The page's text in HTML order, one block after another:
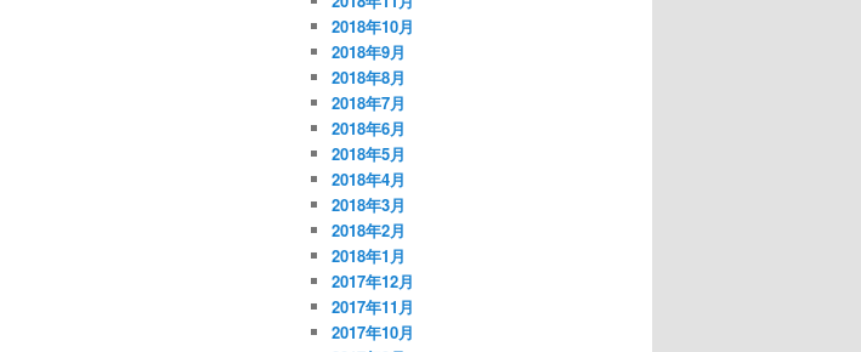
2018年10月
2018年9月
2018年8月
2018年7月
2018年6月
2018年5月
2018年4月
2018年3月
2018年2月
2018年1月
2017年12月
2017年11月
2017年10月